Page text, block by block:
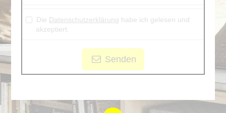
Die Datenschutzerklärung habe ich gelesen und
akzeptiert.
Senden